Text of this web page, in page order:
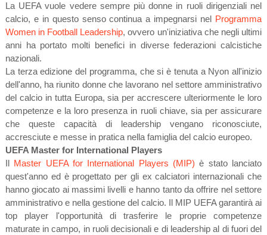
La UEFA vuole vedere sempre più donne in ruoli dirigenziali nel
calcio, e in questo senso continua a impegnarsi nel Programma
Women in Football Leadership, ovvero un'iniziativa che negli ultimi
anni ha portato molti benefici in diverse federazioni calcistiche
nazionali.
La terza edizione del programma, che si è tenuta a Nyon all'inizio
dell'anno, ha riunito donne che lavorano nel settore amministrativo
del calcio in tutta Europa, sia per accrescere ulteriormente le loro
competenze e la loro presenza in ruoli chiave, sia per assicurare
che queste capacità di leadership vengano riconosciute,
accresciute e messe in pratica nella famiglia del calcio europeo.
UEFA Master for International Players
Il Master UEFA for International Players (MIP) è stato lanciato
quest'anno ed è progettato per gli ex calciatori internazionali che
hanno giocato ai massimi livelli e hanno tanto da offrire nel settore
amministrativo e nella gestione del calcio. Il MIP UEFA garantirà ai
top player l'opportunità di trasferire le proprie competenze
maturate in campo, in ruoli decisionali e di leadership al di fuori del